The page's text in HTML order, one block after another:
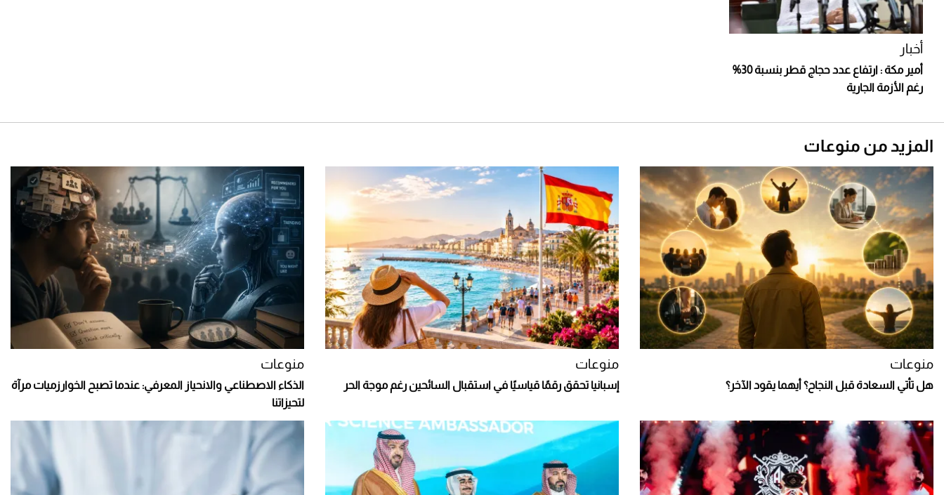
أخبار
أمير مكة : ارتفاع عدد حجاج قطر بنسبة 30%
رغم الأزمة الجارية
المزيد من منوعات
منوعات
هل تأتي السعادة قبل النجاح؟ أيهما يقود الآخر؟
منوعات
إسبانيا تحقق رقمًا قياسيًا في استقبال السائحين رغم موجة الحر
منوعات
الذكاء الاصطناعي والانحياز المعرفي: عندما تصبح الخوارزميات مرآة
لتحيزاتنا